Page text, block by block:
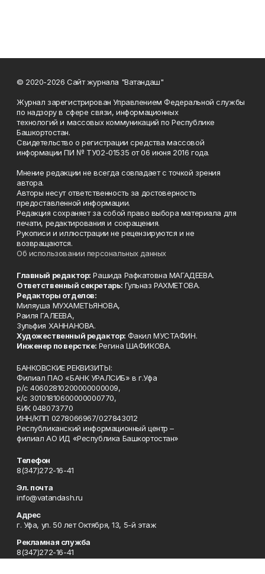
© 2020-2026 Сайт журнала "Ватандаш"
Журнал зарегистрирован Управлением Федеральной службы
по надзору в сфере связи, информационных
технологий и массовых коммуникаций по Республике
Башкортостан.
Свидетельство о регистрации средства массовой
информации ПИ № ТУ02-01535 от 06 июня 2016 года.
Мнение редакции не всегда совпадает с точкой зрения
автора.
Авторы несут ответственность за достоверность
предоставленной информации.
Редакция сохраняет за собой право выбора материала для
печати, редактирования и сокращения.
Рукописи и иллюстрации не рецензируются и не
возвращаются.
Об использовании персональных данных
Главный редактор: Рашида Рафкатовна МАГАДЕЕВА.
Ответственный секретарь: Гульназ РАХМЕТОВА.
Редакторы отделов:
Миляуша МУХАМЕТЬЯНОВА,
Раиля ГАЛЕЕВА,
Зульфия ХАННАНОВА.
Художественный редактор: Факил МУСТАФИН.
Инженер по верстке: Регина ШАФИКОВА.
БАНКОВСКИЕ РЕКВИЗИТЫ:
Филиал ПАО «БАНК УРАЛСИБ» в г.Уфа
р/с 40602810200000000009,
к/с 30101810600000000770,
БИК 048073770
ИНН/КПП 0278066967/027843012
Республиканский информационный центр –
филиал АО ИД «Республика Башкортостан»
Телефон
8(347)272-16-41
Эл. почта
info@vatandash.ru
Адрес
г. Уфа, ул. 50 лет Октября, 13, 5-й этаж
Рекламная служба
8(347)272-16-41